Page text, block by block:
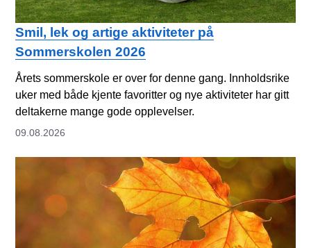
Smil, lek og artige aktiviteter på
Sommerskolen 2026
Årets sommerskole er over for denne gang. Innholdsrike
uker med både kjente favoritter og nye aktiviteter har gitt
deltakerne mange gode opplevelser.
09.08.2026